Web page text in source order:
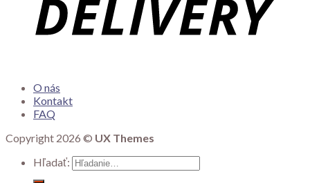
O nás
Kontakt
FAQ
Copyright 2026 © UX Themes
Hľadať: